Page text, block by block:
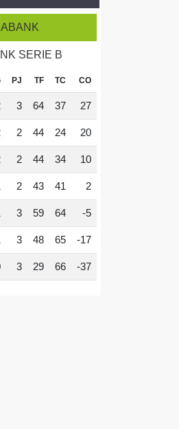
SERIE B
PJ TF TC CO
3 64 37 27
2 44 24 20
2 44 34 10
2 43 41 2
3 59 64 -5
3 48 65 -17
3 29 66 -37